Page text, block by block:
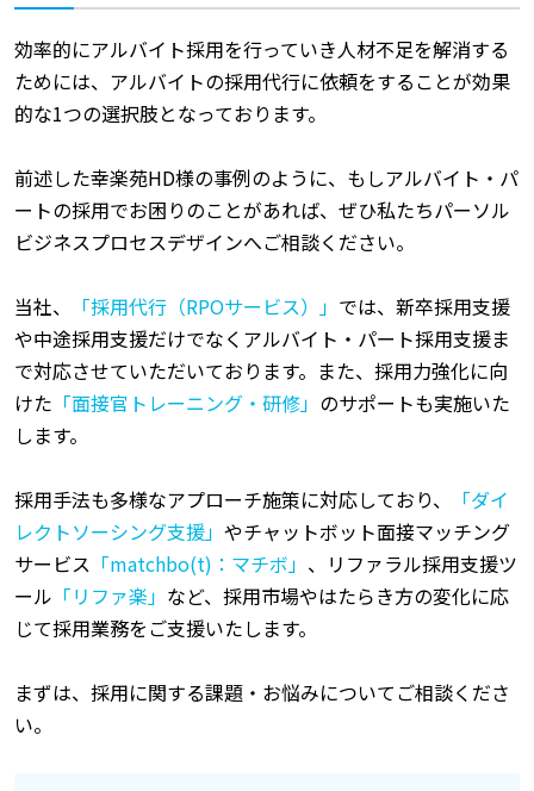
効率的にアルバイト採用を行っていき人材不足を解消する
ためには、アルバイトの採用代行に依頼をすることが効果
的な1つの選択肢となっております。
前述した幸楽苑HD様の事例のように、もしアルバイト・パ
ートの採用でお困りのことがあれば、ぜひ私たちパーソル
ビジネスプロセスデザインへご相談ください。
当社、 「採用代行（RPOサービス）」 では、新卒採用支援
や中途採用支援だけでなくアルバイト・パート採用支援ま
で対応させていただいております。また、採用力強化に向
けた 「面接官トレーニング・研修」 のサポートも実施いた
します。
採用手法も多様なアプローチ施策に対応しており、
「ダイ
レクトソーシング支援」 やチャットボット面接マッチング
サービス 「matchbo(t)：マチボ」 、リファラル採用支援ツ
ール 「リファ楽」 など、採用市場やはたらき方の変化に応
じて採用業務をご支援いたします。
まずは、採用に関する課題・お悩みについてご相談くださ
い。